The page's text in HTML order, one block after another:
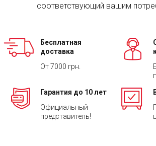
соответствующий вашим
Бесплатная
доставка
От 7000 грн.
Гарантия до 10 лет
Официальный
представитель!